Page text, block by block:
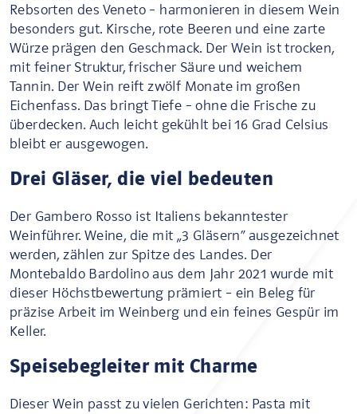
Rebsorten des Veneto – harmonieren in diesem Wein
besonders gut. Kirsche, rote Beeren und eine zarte
Würze prägen den Geschmack. Der Wein ist trocken,
mit feiner Struktur, frischer Säure und weichem
Tannin. Der Wein reift zwölf Monate im großen
Eichenfass. Das bringt Tiefe – ohne die Frische zu
überdecken. Auch leicht gekühlt bei 16 Grad Celsius
bleibt er ausgewogen.
Drei Gläser, die viel bedeuten
Der Gambero Rosso ist Italiens bekanntester
Weinführer. Weine, die mit „3 Gläsern“ ausgezeichnet
werden, zählen zur Spitze des Landes. Der
Montebaldo Bardolino aus dem Jahr 2021 wurde mit
dieser Höchstbewertung prämiert – ein Beleg für
präzise Arbeit im Weinberg und ein feines Gespür im
Keller.
Speisebegleiter mit Charme
Dieser Wein passt zu vielen Gerichten: Pasta mit